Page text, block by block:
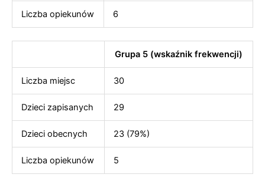
Liczba opiekunów 6
Grupa 5 (wskaźnik frekwencji)
Liczba miejsc 30
Dzieci zapisanych 29
Dzieci obecnych 23 (79%)
Liczba opiekunów 5